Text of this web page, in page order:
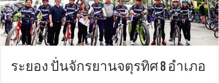
ระยอง ปั่นจักรยานจตุรทิศ 8 อำเภอ